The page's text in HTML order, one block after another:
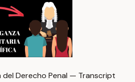
Derecho Penal — Transcript